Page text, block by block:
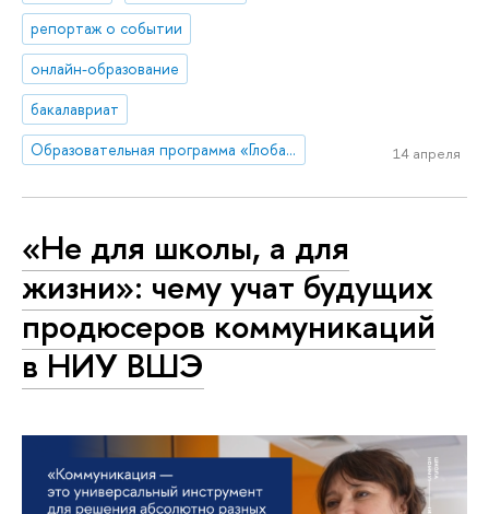
репортаж о событии
онлайн-образование
бакалавриат
Образовательная программа «Глобальные цифровые коммуникации»
14 апреля
«Не для школы, а для
жизни»: чему учат будущих
продюсеров коммуникаций
в НИУ ВШЭ